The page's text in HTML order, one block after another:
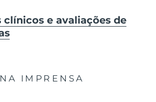
clínicos e avaliações de
NA IMPRENSA